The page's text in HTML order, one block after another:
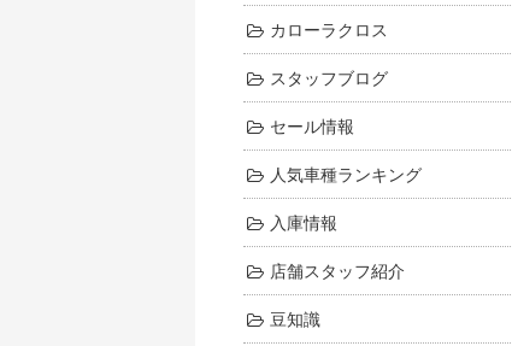
カローラクロス
スタッフブログ
セール情報
人気車種ランキング
入庫情報
店舗スタッフ紹介
豆知識